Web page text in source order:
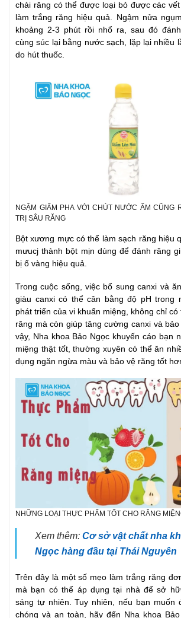
chải răng có thể được loại bỏ được các
làm trắng răng hiệu quả. Ngậm nửa
khoảng 2-3 phút rồi nhổ ra, sau đó
cùng súc lại bằng nước sạch, lặp lại nhiều
do hút thuốc.
NGẬM GIẤM PHA VỚI CHÚT NƯỚC ẤM CŨNG
TRỊ SÂU RĂNG
Bột xương mực có thể làm sạch răng hiệu
mưucj thành bột mịn dùng để đánh răng
bị ố vàng hiệu quả.
Trong cuộc sống, việc bổ sung canxi và
giàu canxi có thể cân bằng độ pH trong
phát triển của vi khuẩn miệng, không chỉ có
răng mà còn giúp tăng cường canxi và
vậy, Nha khoa Bảo Ngọc khuyến cáo bạn
miệng thật tốt, thường xuyên có thể ăn
dụng ngăn ngừa màu và bảo vệ răng tốt
NHỮNG LOẠI THỰC PHẨM TỐT CHO RĂNG
Xem thêm: Cơ sở vật chất nha
Ngọc hàng đầu tại Thái Nguyên
Trên đây là một số mẹo làm trắng răng
mà bạn có thể áp dụng tại nhà để sở
sáng tự nhiên. Tuy nhiên, nếu bạn muốn
chóng và an toàn, hãy đến Nha khoa